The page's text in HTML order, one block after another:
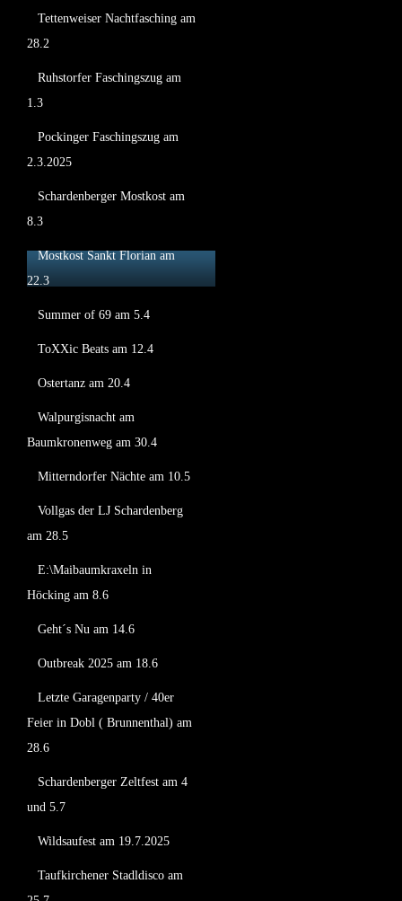
Tettenweiser Nachtfasching am
28.2
Ruhstorfer Faschingszug am
1.3
Pockinger Faschingszug am
2.3.2025
Schardenberger Mostkost am
8.3
Mostkost Sankt Florian am
22.3
Summer of 69 am 5.4
ToXXic Beats am 12.4
Ostertanz am 20.4
Walpurgisnacht am
Baumkronenweg am 30.4
Mitterndorfer Nächte am 10.5
Vollgas der LJ Schardenberg
am 28.5
E:\Maibaumkraxeln in
Höcking am 8.6
Geht´s Nu am 14.6
Outbreak 2025 am 18.6
Letzte Garagenparty / 40er
Feier in Dobl ( Brunnenthal) am
28.6
Schardenberger Zeltfest am 4
und 5.7
Wildsaufest am 19.7.2025
Taufkirchener Stadldisco am